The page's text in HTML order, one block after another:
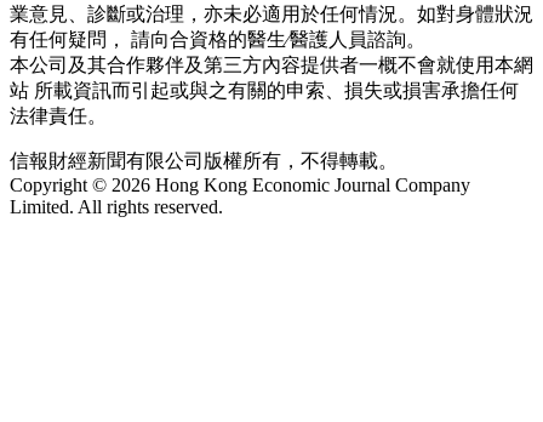
業意見、診斷或治理，亦未必適用於任何情況。如對身體狀況
有任何疑問， 請向合資格的醫生∕醫護人員諮詢。
本公司及其合作夥伴及第三方內容提供者一概不會就使用本網
站 所載資訊而引起或與之有關的申索、損失或損害承擔任何
法律責任。
信報財經新聞有限公司版權所有，不得轉載。
Copyright © 2026 Hong Kong Economic Journal Company
Limited. All rights reserved.